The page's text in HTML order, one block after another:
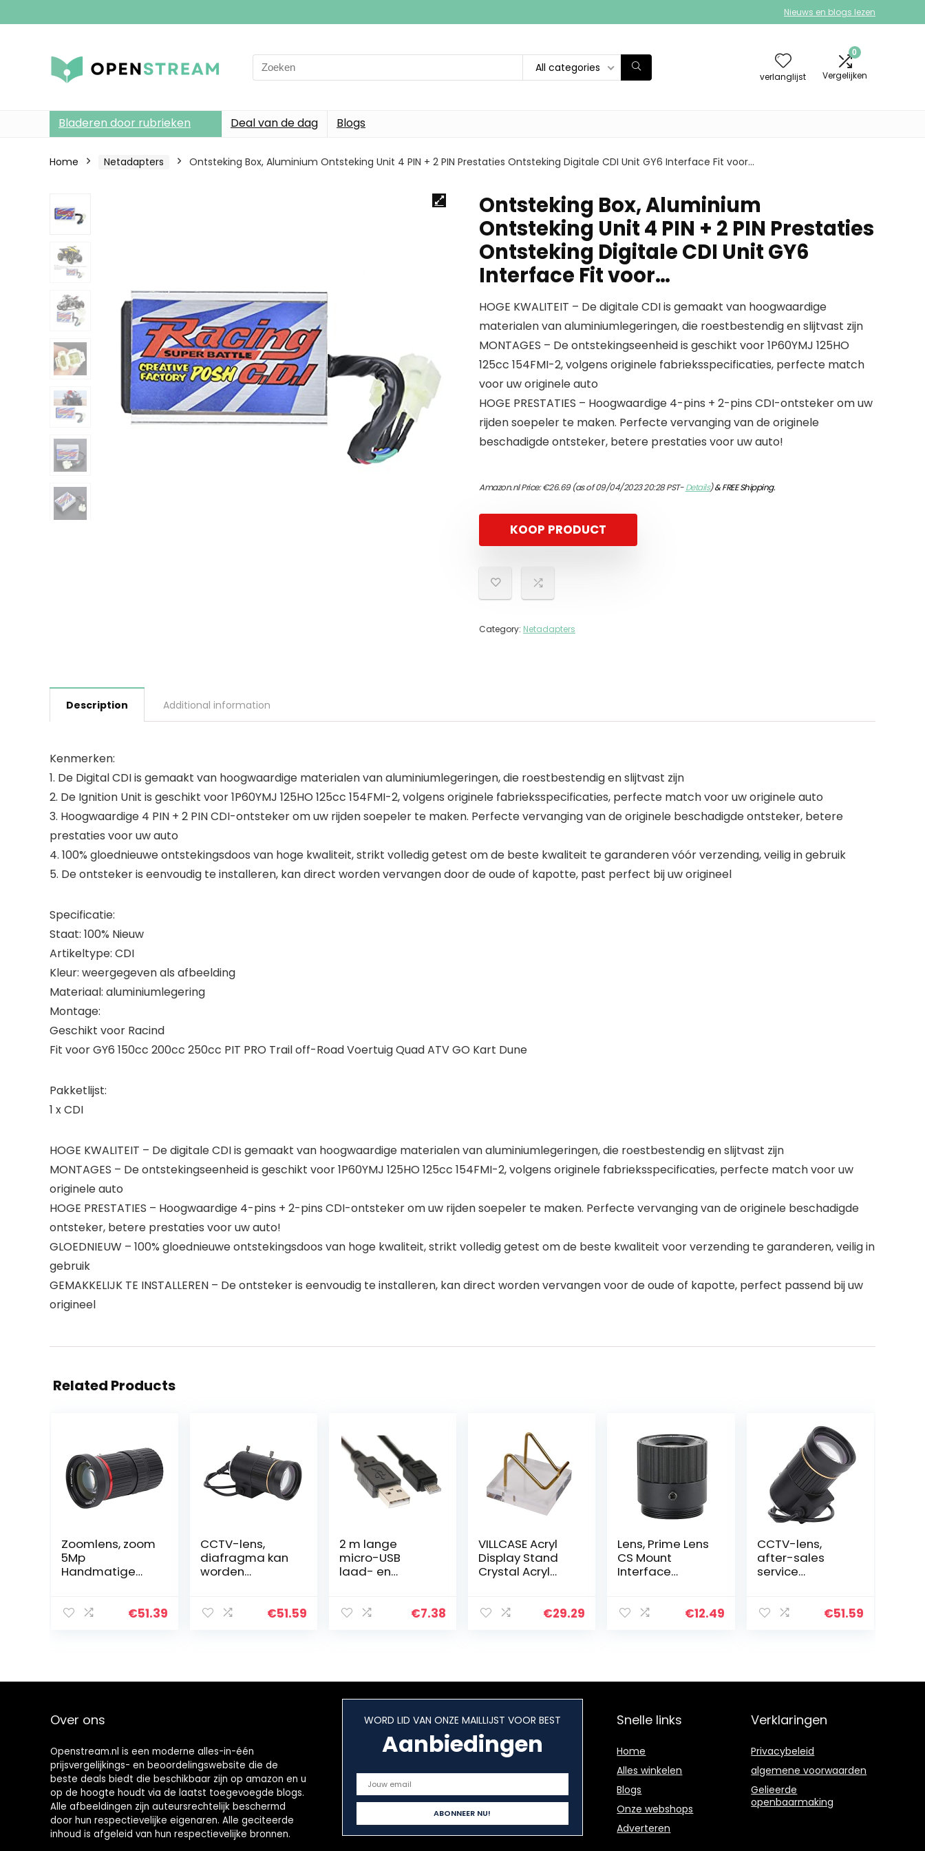
Nieuws en blogs lezen
Search
for:
All categories
verlanglijst
0
Vergelijken
Bladeren door rubrieken Deal van de dag Blogs
Home Netadapters Ontsteking Box, Aluminium Ontsteking Unit 4 PIN + 2 PIN Prestaties Ontsteking Digitale CDI Unit GY6 Interface Fit voor…
Ontsteking Box, Aluminium
Ontsteking Unit 4 PIN + 2 PIN Prestaties
Ontsteking Digitale CDI Unit GY6
Interface Fit voor…
HOGE KWALITEIT – De digitale CDI is gemaakt van hoogwaardige
materialen van aluminiumlegeringen, die roestbestendig en slijtvast zijn
MONTAGES – De ontstekingseenheid is geschikt voor 1P60YMJ 125HO
125cc 154FMI-2, volgens originele fabrieksspecificaties, perfecte match
voor uw originele auto
HOGE PRESTATIES – Hoogwaardige 4-pins + 2-pins CDI-ontsteker om uw
rijden soepeler te maken. Perfecte vervanging van de originele
beschadigde ontsteker, betere prestaties voor uw auto!
Amazon.nl Price:€26.69(as of 09/04/2023 20:28 PST-Details)&FREE Shipping.
KOOP PRODUCT
Category: Netadapters
Description Additional information
Kenmerken:
1. De Digital CDI is gemaakt van hoogwaardige materialen van aluminiumlegeringen, die roestbestendig en slijtvast zijn
2. De Ignition Unit is geschikt voor 1P60YMJ 125HO 125cc 154FMI-2, volgens originele fabrieksspecificaties, perfecte match voor uw originele auto
3. Hoogwaardige 4 PIN + 2 PIN CDI-ontsteker om uw rijden soepeler te maken. Perfecte vervanging van de originele beschadigde ontsteker, betere
prestaties voor uw auto
4. 100% gloednieuwe ontstekingsdoos van hoge kwaliteit, strikt volledig getest om de beste kwaliteit te garanderen vóór verzending, veilig in gebruik
5. De ontsteker is eenvoudig te installeren, kan direct worden vervangen door de oude of kapotte, past perfect bij uw origineel
Specificatie:
Staat: 100% Nieuw
Artikeltype: CDI
Kleur: weergegeven als afbeelding
Materiaal: aluminiumlegering
Montage:
Geschikt voor Racind
Fit voor GY6 150cc 200cc 250cc PIT PRO Trail off-Road Voertuig Quad ATV GO Kart Dune
Pakketlijst:
1 x CDI
HOGE KWALITEIT – De digitale CDI is gemaakt van hoogwaardige materialen van aluminiumlegeringen, die roestbestendig en slijtvast zijn
MONTAGES – De ontstekingseenheid is geschikt voor 1P60YMJ 125HO 125cc 154FMI-2, volgens originele fabrieksspecificaties, perfecte match voor uw
originele auto
HOGE PRESTATIES – Hoogwaardige 4-pins + 2-pins CDI-ontsteker om uw rijden soepeler te maken. Perfecte vervanging van de originele beschadigde
ontsteker, betere prestaties voor uw auto!
GLOEDNIEUW – 100% gloednieuwe ontstekingsdoos van hoge kwaliteit, strikt volledig getest om de beste kwaliteit voor verzending te garanderen, veilig in
gebruik
GEMAKKELIJK TE INSTALLEREN – De ontsteker is eenvoudig te installeren, kan direct worden vervangen voor de oude of kapotte, perfect passend bij uw
origineel
Related Products
Zoomlens, zoom
5Mp
Handmatige
de meeste
€51.39
CCTV-lens,
diafragma kan
worden
Cameralens€51.59
2 m lange
micro-USB
laad- en
Fire en Kindle€7.38
VILLCASE Acryl
Display Stand
Crystal Acryl
Creatieve
€29.29
Lens, Prime Lens
CS Mount
Interface
Stabiele
€12.49
CCTV-lens,
after-sales
service
veranderende
meeste…
€51.59
Over ons
Openstream.nl is een moderne alles-in-één
prijsvergelijkings- en beoordelingswebsite die de
beste deals biedt die beschikbaar zijn op amazon en u
op de hoogte houdt via de laatst toegevoegde blogs.
Alle afbeeldingen zijn auteursrechtelijk beschermd
door hun respectievelijke eigenaren. Alle geciteerde
inhoud is afgeleid van hun respectievelijke bronnen.
WORD LID VAN ONZE MAILLIJST VOOR BEST
Aanbiedingen
Snelle links
Home
Alles winkelen
Blogs
Onze webshops
Adverteren
Verklaringen
Privacybeleid
algemene voorwaarden
Gelieerde
openbaarmaking